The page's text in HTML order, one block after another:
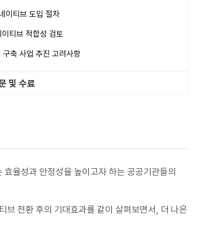
이티브 도입 절차
티브 적합성 검토
구축 사업 추진 고려사항
및 수료
율성과 안정성을 높이고자 하는 공공기관들의
브 전환 후의 기대효과를 같이 살펴보면서, 더 나은